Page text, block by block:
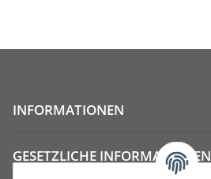
INFORMATIONEN
GESETZLICHE INFORMATIONEN